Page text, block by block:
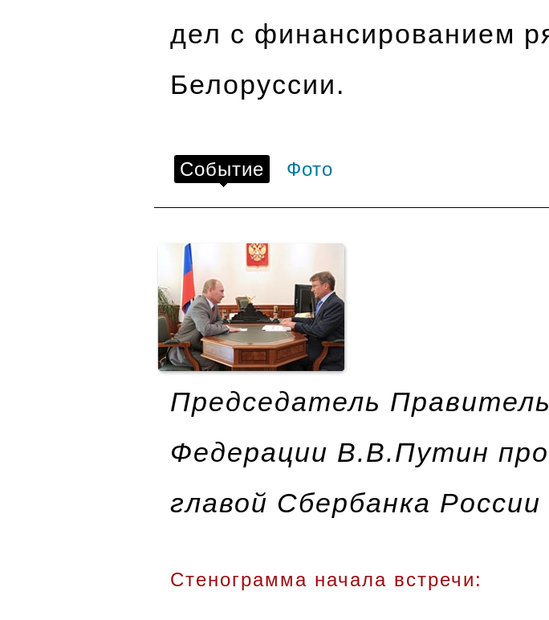
дел с финансированием
Белоруссии.
Событие Фото
Председатель
Федерации В.В.Путин
главой Сбербанка
Стенограмма начала встречи: